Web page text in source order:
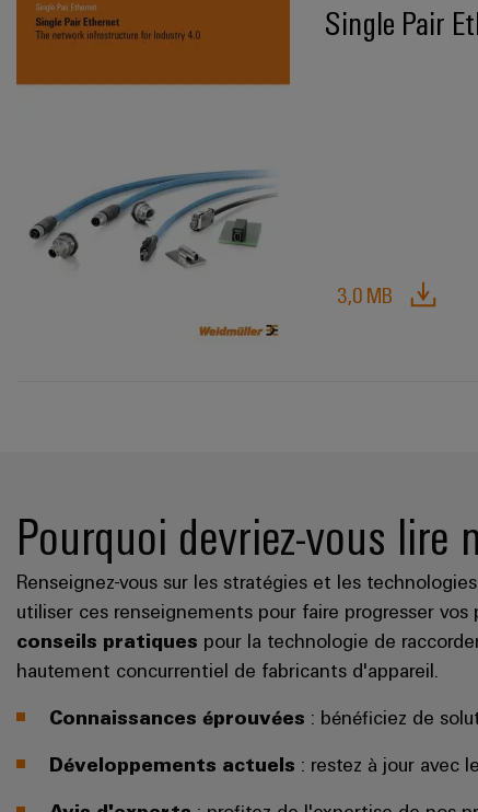
Single Pair
3,0 MB
Pourquoi devriez-vous lire
Renseignez-vous sur les stratégies et les
utiliser ces renseignements pour faire progresser
conseils pratiques pour la technologie de
hautement concurrentiel de fabricants d'appareil.
Connaissances éprouvées : bénéficiez de
Développements actuels : restez à jour avec